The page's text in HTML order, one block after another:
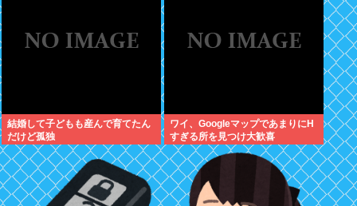
結婚して子どもも産んで育てたん
だけど孤独
ワイ、GoogleマップであまりにΗ
すぎる所を見つけ大歓喜